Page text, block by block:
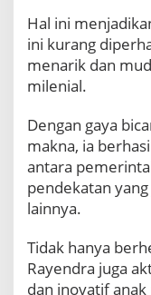
Hal ini
ini kurang
menarik dan
milenial.
Dengan gaya
makna, ia
antara
pendekatan
lainnya.
Tidak hanya
Rayendra juga
dan inovatif